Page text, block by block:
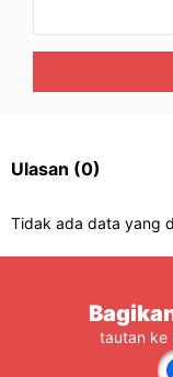
Ulasan (0)
Tidak ada data yang
tautan ke